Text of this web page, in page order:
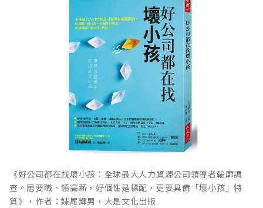
《好公司都在找壞小孩：全球最大人力資源公司領導者輪廓調
查。居要職、領高薪，好個性是標配，更要具備「壞小孩」特
質》，作者：妹尾輝男，大是文化出版